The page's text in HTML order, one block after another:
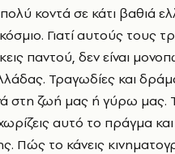
κοντά σε κάτι βαθιά
Γιατί αυτούς τους
παντού, δεν είναι
Τραγωδίες και
στη ζωή μας ή γύρω μας.
αυτό το πράγμα
Πώς το κάνεις